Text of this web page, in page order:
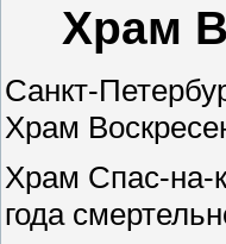
Храм
Санкт-
Храм
Храм Спас-на-
года